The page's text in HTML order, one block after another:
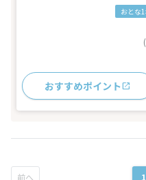
おとな
おすすめポイント
1